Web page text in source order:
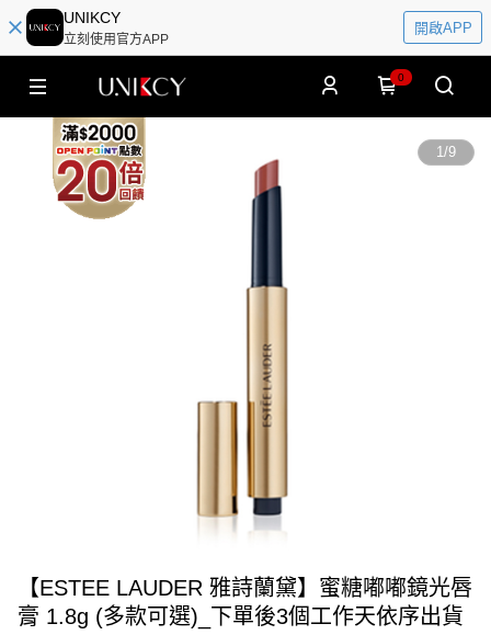
UNIKCY
立刻使用官方APP
開啟APP
0
1/9
【ESTEE LAUDER 雅詩蘭黛】蜜糖嘟嘟鏡光唇
膏 1.8g (多款可選)_下單後3個工作天依序出貨